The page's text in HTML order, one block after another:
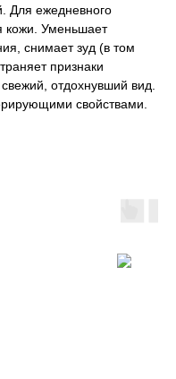
Для ежедневного
кожи. Уменьшает
снимает зуд (в том
признаки
отдохнувший вид.
свойствами.